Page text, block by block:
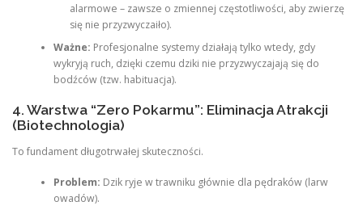
alarmowe – zawsze o zmiennej częstotliwości, aby zwierzę
się nie przyzwyczaiło).
Ważne: Profesjonalne systemy działają tylko wtedy, gdy
wykryją ruch, dzięki czemu dziki nie przyzwyczajają się do
bodźców (tzw. habituacja).
4. Warstwa “Zero Pokarmu”: Eliminacja Atrakcji
(Biotechnologia)
To fundament długotrwałej skuteczności.
Problem: Dzik ryje w trawniku głównie dla pędraków (larw
owadów).